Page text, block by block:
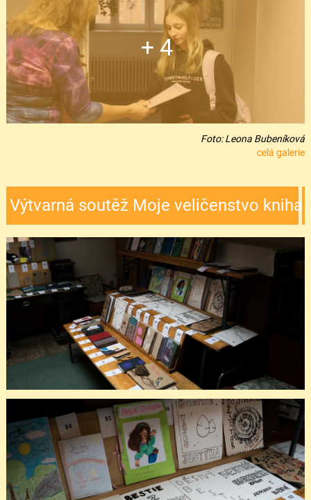
+ 4
Foto: Leona Bubeníková
celá galerie
Výtvarná soutěž Moje veličenstvo kniha